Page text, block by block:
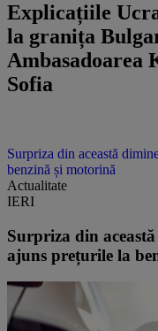
Explicațiile
la granița
Ambasadoarea
Sofia
Surpriza din această
benzină și motorină
Actualitate
IERI
Surpriza din
ajuns prețurile la